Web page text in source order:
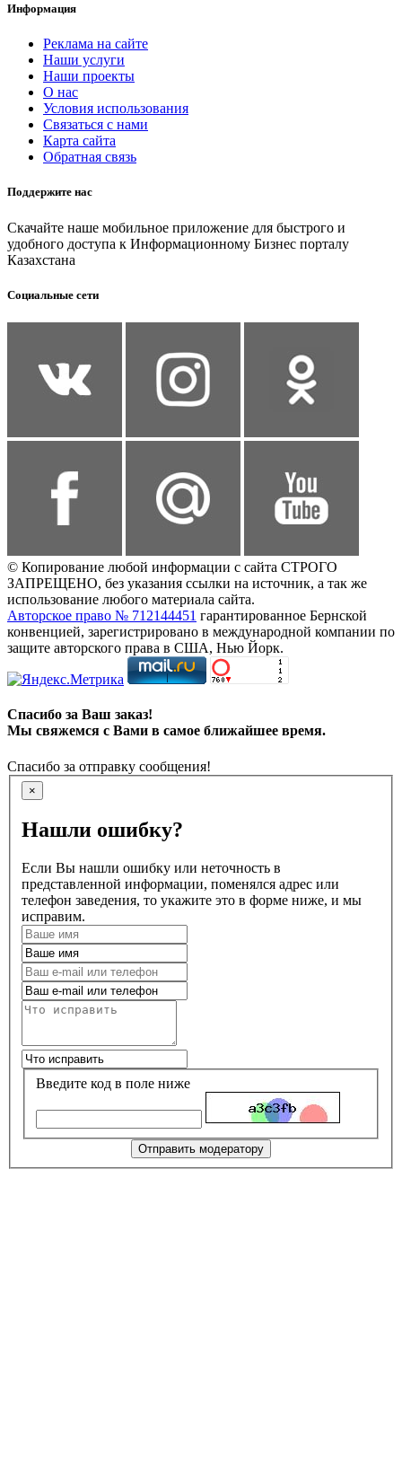
Информация
Реклама на сайте
Наши услуги
Наши проекты
О нас
Условия использования
Связаться с нами
Карта сайта
Обратная связь
Поддержите нас
Скачайте наше мобильное приложение для быстрого и
удобного доступа к Информационному Бизнес порталу
Казахстана
Социальные сети
© Копирование любой информации с сайта СТРОГО
ЗАПРЕЩЕНО, без указания ссылки на источник, а так же
использование любого материала сайта.
Авторское право № 712144451 гарантированное Бернской
конвенцией, зарегистрировано в международной компании по
защите авторского права в США, Нью Йорк.
Спасибо за Ваш заказ!
Мы свяжемся с Вами в самое ближайшее время.
Спасибо за отправку сообщения!
×
Нашли ошибку?
Если Вы нашли ошибку или неточность в
представленной информации, поменялся адрес или
телефон заведения, то укажите это в форме ниже, и мы
исправим.
Введите код в поле ниже
Отправить модератору